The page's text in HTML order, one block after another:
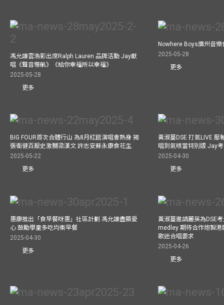
馮允謙雲浩影出席Ralph Lauren 品牌活動 Jay獻
唱《聲音導航》《給你幸福所以幸福》
2025-05-28
更多
Nowhere Boys廣州音
2025-05-28
更多
BIG FOUR首次合體行山 為8月紅館演唱會熱身 揭
張衞健百厭史激嬲梁漢文 許志安蘇永康食花生
2025-05-22
更多
黃淑蔓DSE 打氣LIVE
唱到氣咳當特別版 Jay
2025-04-30
更多
惠康推出「食早餐呀惠」社區計劃 馮允謙盡顯愛
心 鼓勵學童多吃均衡早餐
2025-04-30
更多
黃淑蔓邀請麗英為DSE
medley 期待合作炮製
歌迷合唱要求
2025-04-26
更多